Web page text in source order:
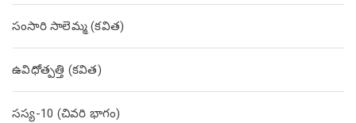
సంసారి సాలెమ్మ (కవిత)
ఉవిధోత్పత్తి (కవిత)
సస్య-10 (చివరి భాగం)